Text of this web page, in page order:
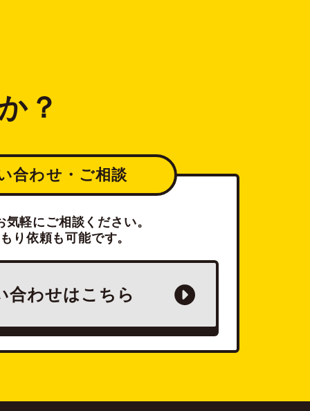
？
合わせ・ご相談
気軽にご相談ください。
り依頼も可能です。
合わせはこちら